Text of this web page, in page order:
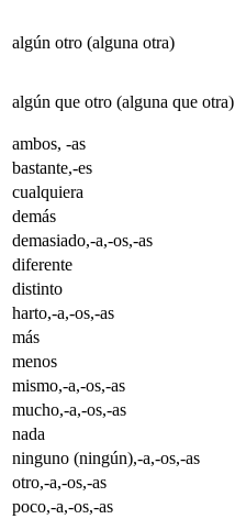
algún otro (alguna otra)
algún que otro (alguna que otra)
ambos, -as
bastante,-es
cualquiera
demás
demasiado,-a,-os,-as
diferente
distinto
harto,-a,-os,-as
más
menos
mismo,-a,-os,-as
mucho,-a,-os,-as
nada
ninguno (ningún),-a,-os,-as
otro,-a,-os,-as
poco,-a,-os,-as